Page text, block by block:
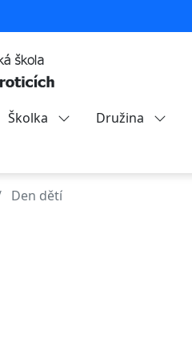
Školka Družina
Den dětí